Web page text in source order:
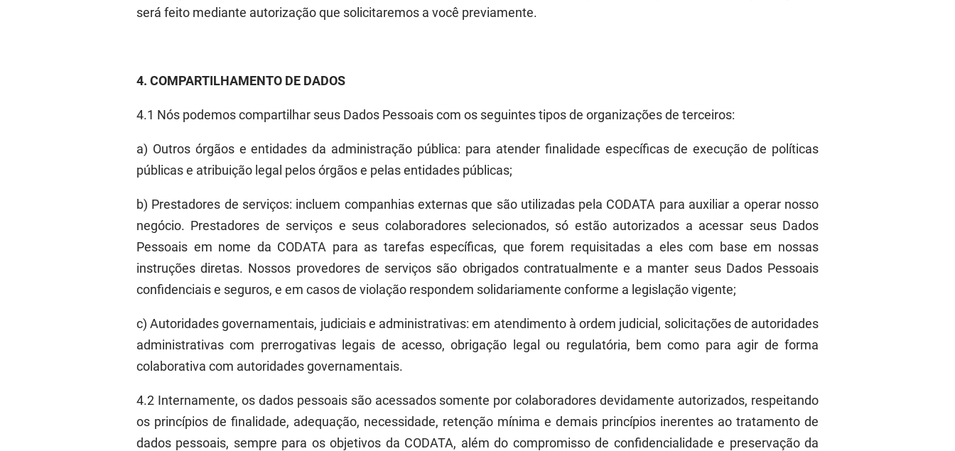
será feito mediante autorização que solicitaremos a você previamente.
4. COMPARTILHAMENTO DE DADOS
4.1 Nós podemos compartilhar seus Dados Pessoais com os seguintes tipos de organizações de terceiros:
a) Outros órgãos e entidades da administração pública: para atender finalidade específicas de execução de políticas
públicas e atribuição legal pelosórgãos e pelas entidades públicas;
b) Prestadores de serviços: incluem companhias externas que são utilizadas pela CODATA para auxiliar a operar nosso
negócio. Prestadores de serviços e seus colaboradores selecionados, só estão autorizados a acessar seus Dados
Pessoais em nome da CODATA para as tarefas específicas, que forem requisitadas a eles com base em nossas
instruções diretas. Nossos provedores de serviços são obrigados contratualmente e a manter seus Dados Pessoais
confidenciais e seguros, e em casos de violação respondem solidariamente conforme a legislação vigente;
c)Autoridades governamentais, judiciais e administrativas: em atendimento à ordem judicial, solicitações de autoridades
administrativas com prerrogativas legais de acesso, obrigação legal ou regulatória, bem como para agir de forma
colaborativa com autoridades governamentais.
4.2 Internamente, os dados pessoais são acessados somente por colaboradores devidamente autorizados, respeitando
os princípios de finalidade, adequação, necessidade, retenção mínima e demais princípios inerentes ao tratamento de
dados pessoais, sempre para os objetivos da CODATA, além do compromisso de confidencialidade e preservação da